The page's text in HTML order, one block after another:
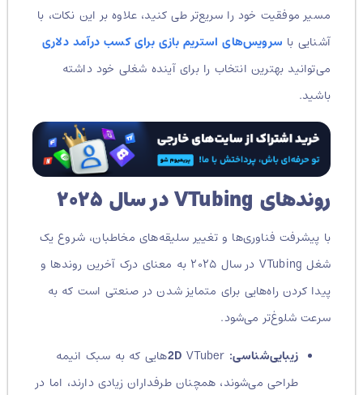
مسیر موفقیت خود را سریع‌تر طی کنید، علاوه بر این نکات، با
آشنایی باسرویس‌های استریم بازی برای کسب درآمد دلاری
می‌توانید بهترین انتخاب را برای آینده شغلی خود داشته
باشید.
روندهای VTubing در سال ۲۰۲۵
با پیشرفت فناوری‌ها و تغییر سلیقه‌های مخاطبان، شروع یک
شغل VTubing در سال ۲۰۲۵ به معنای درک آخرین روندها و
پیدا کردن راه‌هایی برای متمایز شدن در صنعتی است که به
سرعت شلوغ‌تر می‌شود.
زیبایی‌شناسی:
2DVTuberهایی که به سبک انیمه
طراحی می‌شوند، همچنان طرفداران زیادی دارند، اما در